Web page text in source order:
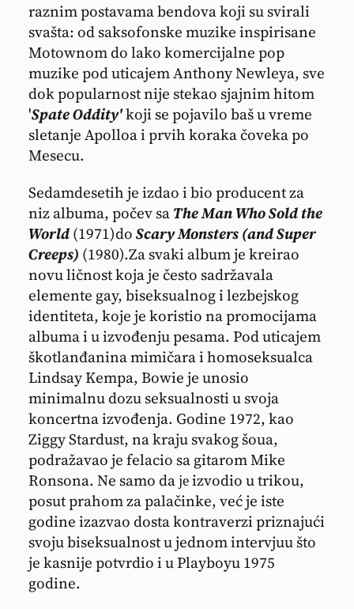
raznim postavama bendova koji su svirali
svašta: od saksofonske muzike inspirisane
Motownom do lako komercijalne pop
muzike pod uticajem Anthony Newleya, sve
dok popularnost nije stekao sjajnim hitom
'Spate Oddity'koji se pojavilo baš u vreme
sletanje Apolloa i prvih koraka čoveka po
Mesecu.
Sedamdesetih je izdao i bio producent za
niz albuma, počev saThe Man Who Sold the
World(1971)doScary Monsters (and Super
Creeps) (1980).Za svaki album je kreirao
novu ličnost koja je često sadržavala
elemente gay, biseksualnog i lezbejskog
identiteta, koje je koristio na promocijama
albuma i u izvođenju pesama. Pod uticajem
škotlanđanina mimičara i homoseksualca
Lindsay Kempa, Bowie je unosio
minimalnu dozu seksualnosti u svoja
koncertna izvođenja. Godine 1972, kao
Ziggy Stardust, na kraju svakog šoua,
podražavao je felacio sa gitarom Mike
Ronsona. Ne samo da је izvodio u trikou,
posut prahom za palačinke, već je iste
godine izazvao dosta kontraverzi priznajući
svoju biseksualnost u jednom intervjuu što
je kasnije potvrdio i u Playboyu 1975
godine.